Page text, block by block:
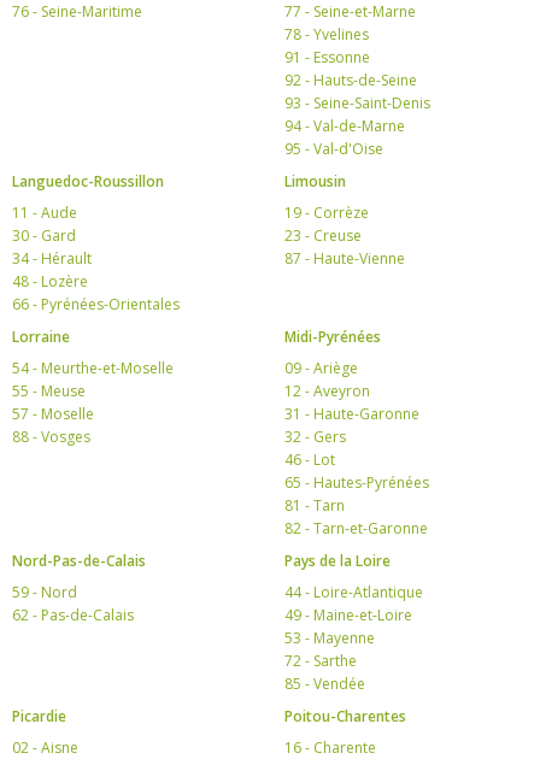
76 - Seine-Maritime
77 - Seine-et-Marne
78 - Yvelines
91 - Essonne
92 - Hauts-de-Seine
93 - Seine-Saint-Denis
94 - Val-de-Marne
95 - Val-d'Oise
Languedoc-Roussillon
11 - Aude
30 - Gard
34 - Hérault
48 - Lozère
66 - Pyrénées-Orientales
Limousin
19 - Corrèze
23 - Creuse
87 - Haute-Vienne
Lorraine
54 - Meurthe-et-Moselle
55 - Meuse
57 - Moselle
88 - Vosges
Midi-Pyrénées
09 - Ariège
12 - Aveyron
31 - Haute-Garonne
32 - Gers
46 - Lot
65 - Hautes-Pyrénées
81 - Tarn
82 - Tarn-et-Garonne
Nord-Pas-de-Calais
59 - Nord
62 - Pas-de-Calais
Pays de la Loire
44 - Loire-Atlantique
49 - Maine-et-Loire
53 - Mayenne
72 - Sarthe
85 - Vendée
Picardie
02 - Aisne
Poitou-Charentes
16 - Charente